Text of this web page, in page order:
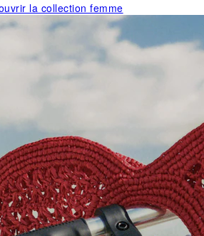
la collection femme